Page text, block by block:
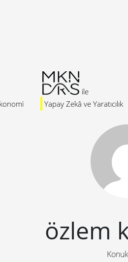
Yapay Zekâ ve Yaratıcılık
özlem